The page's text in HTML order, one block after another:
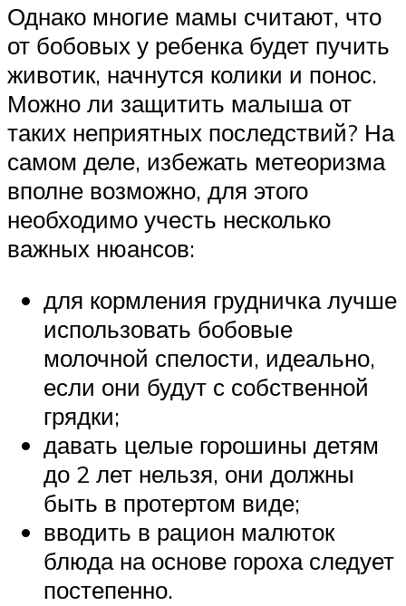
Однако многие мамы считают, что
от бобовых у ребенка будет пучить
животик, начнутся колики и понос.
Можно ли защитить малыша от
таких неприятных последствий? На
самом деле, избежать метеоризма
вполне возможно, для этого
необходимо учесть несколько
важных нюансов:
для кормления грудничка лучше
использовать бобовые
молочной спелости, идеально,
если они будут с собственной
грядки;
давать целые горошины детям
до 2 лет нельзя, они должны
быть в протертом виде;
вводить в рацион малюток
блюда на основе гороха следует
постепенно.